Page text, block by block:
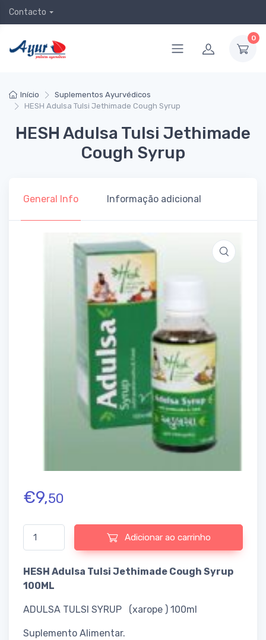
Contacto
0
Início
Suplementos Ayurvédicos
HESH Adulsa Tulsi Jethimade Cough Syrup
HESH Adulsa Tulsi Jethimade
Cough Syrup
General Info Informação adicional
€9,50
Quantidade de HESH Adulsa Tulsi Jethimade Cough Syrup
Adicionar ao carrinho
HESH Adulsa Tulsi Jethimade Cough Syrup
100ML
ADULSA TULSI SYRUP (xarope ) 100ml
Suplemento Alimentar.